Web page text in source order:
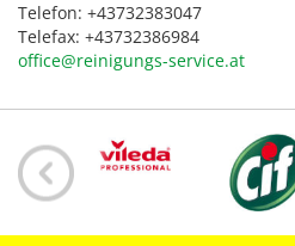
Telefon: +43732383047
Telefax: +43732386984
office@reinigungs-service.at